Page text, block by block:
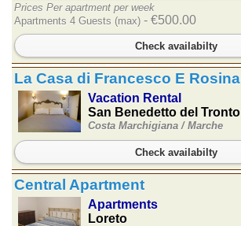
Prices Per apartment per week
Apartments 4 Guests (max) - €500.00
Check availabilty
La Casa di Francesco E Rosina
Vacation Rental
San Benedetto del Tronto
Costa Marchigiana / Marche
Check availabilty
Central Apartment
Apartments
Loreto